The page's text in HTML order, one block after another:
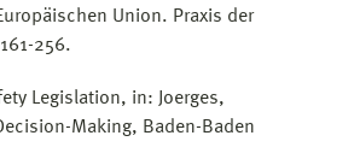
Union. Praxis der
256.
Legislation, in: Joerges,
Making, Baden-Baden